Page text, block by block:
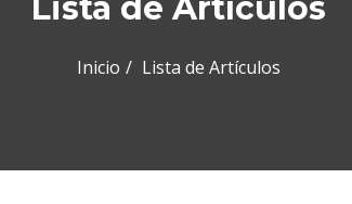
Lista de Artículos
Inicio Lista de Artículos